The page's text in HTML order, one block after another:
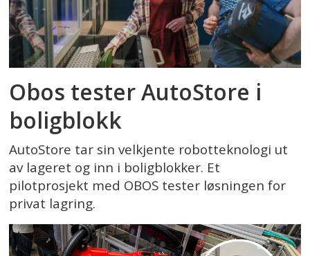
Obos tester AutoStore i
boligblokk
AutoStore tar sin velkjente robotteknologi ut
av lageret og inn i boligblokker. Et
pilotprosjekt med OBOS tester løsningen for
privat lagring.